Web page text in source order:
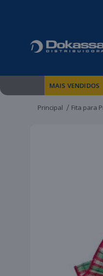
MAIS VENDIDOS
Principal Fita para